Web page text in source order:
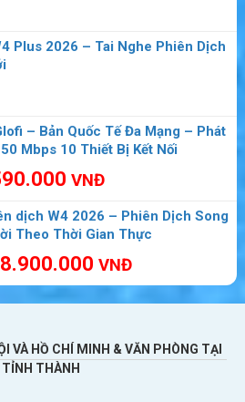
có đắt không ?
Plus 2026 – Tai Nghe Phiên Dịch
– Bản Quốc Tế Đa Mạng – Phát
Mbps 10 Thiết Bị Kết Nối
VNĐ
dịch W4 2026 – Phiên Dịch Song
Theo Thời Gian Thực
8.900.000 VNĐ
VÀ HỒ CHÍ MINH & VĂN PHÒNG TẠI
TỈNH THÀNH